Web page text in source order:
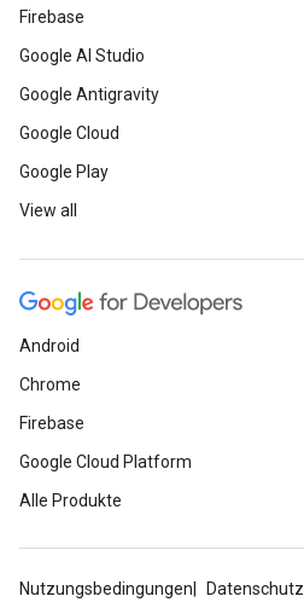
Firebase
Google AI Studio
Google Antigravity
Google Cloud
Google Play
View all
Android
Chrome
Firebase
Google Cloud Platform
Alle Produkte
Nutzungsbedingungen Datenschutz